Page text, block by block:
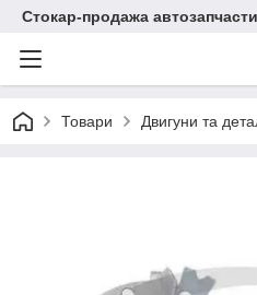
Стокар-продажа
Товари Двигуни та